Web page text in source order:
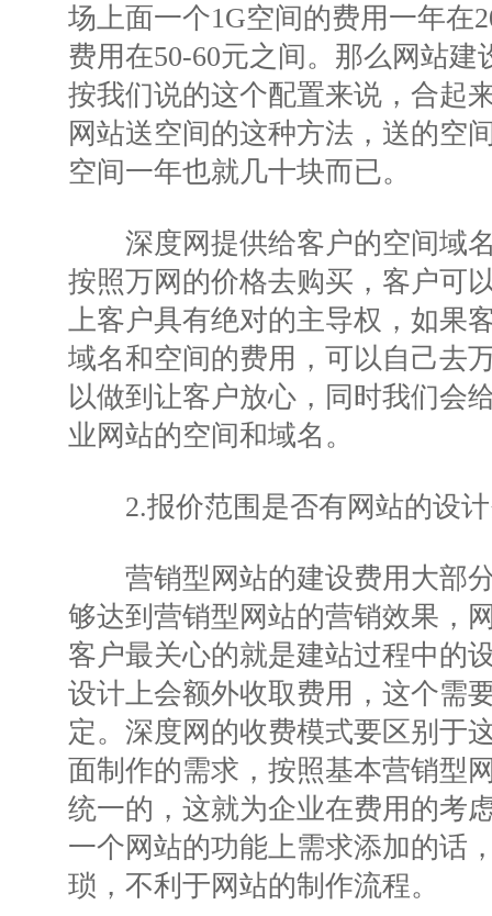
场上面一个1G空间的费用一年在
费用在50-60元之间。那么网站
按我们说的这个配置来说，合起
网站送空间的这种方法，送的空
空间一年也就几十块而已。
深度网提供给客户的空间域名
按照万网的价格去购买，客户可
上客户具有绝对的主导权，如果
域名和空间的费用，可以自己去
以做到让客户放心，同时我们会
业网站的空间和域名。
2.报价范围是否有网站的设计
营销型网站的建设费用大部分
够达到营销型网站的营销效果，
客户最关心的就是建站过程中的
设计上会额外收取费用，这个需
定。深度网的收费模式要区别于
面制作的需求，按照基本营销型
统一的，这就为企业在费用的考
一个网站的功能上需求添加的话
琐，不利于网站的制作流程。